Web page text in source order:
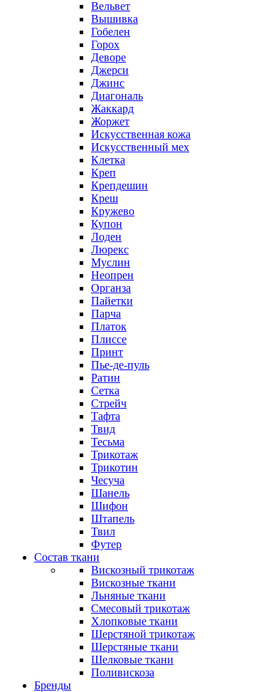
Вельвет
Вышивка
Гобелен
Горох
Деворе
Джерси
Джинс
Диагональ
Жаккард
Жоржет
Искусственная кожа
Искусственный мех
Клетка
Креп
Крепдешин
Креш
Кружево
Купон
Лоден
Люрекс
Муслин
Неопрен
Органза
Пайетки
Парча
Платок
Плиссе
Принт
Пье-де-пуль
Ратин
Сетка
Стрейч
Тафта
Твид
Тесьма
Трикотаж
Трикотин
Чесуча
Шанель
Шифон
Штапель
Твил
Футер
Состав ткани
Вискозный трикотаж
Вискозные ткани
Льняные ткани
Смесовый трикотаж
Хлопковые ткани
Шерстяной трикотаж
Шерстяные ткани
Шелковые ткани
Поливискоза
Бренды